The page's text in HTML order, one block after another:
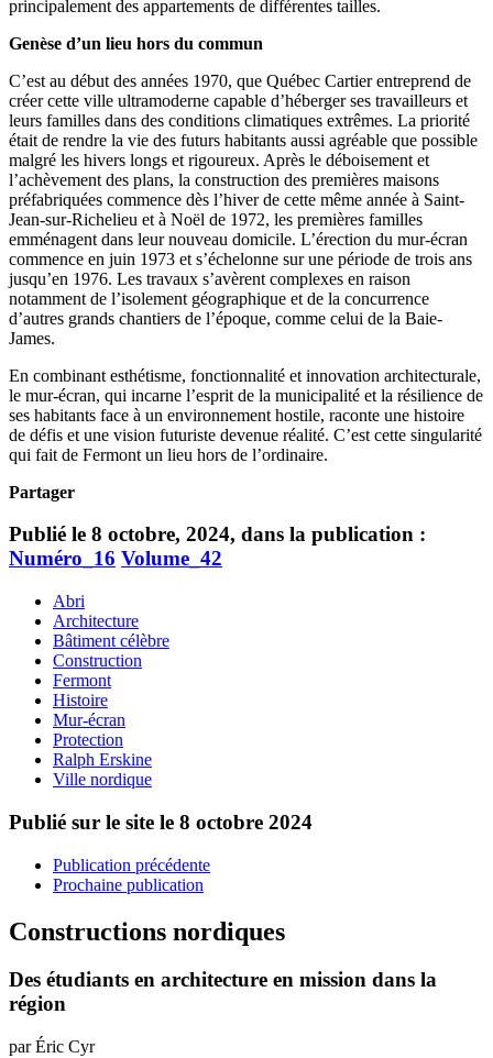
principalement des appartements de différentes tailles.
Genèse d’un lieu hors du commun
C’est au début des années 1970, que Québec Cartier entreprend de
créer cette ville ultramoderne capable d’héberger ses travailleurs et
leurs familles dans des conditions climatiques extrêmes. La priorité
était de rendre la vie des futurs habitants aussi agréable que possible
malgré les hivers longs et rigoureux. Après le déboisement et
l’achèvement des plans, la construction des premières maisons
préfabriquées commence dès l’hiver de cette même année à Saint-
Jean-sur-Richelieu et à Noël de 1972, les premières familles
emménagent dans leur nouveau domicile. L’érection du mur-écran
commence en juin 1973 et s’échelonne sur une période de trois ans
jusqu’en 1976. Les travaux s’avèrent complexes en raison
notamment de l’isolement géographique et de la concurrence
d’autres grands chantiers de l’époque, comme celui de la Baie-
James.
En combinant esthétisme, fonctionnalité et innovation architecturale,
le mur-écran, qui incarne l’esprit de la municipalité et la résilience de
ses habitants face à un environnement hostile, raconte une histoire
de défis et une vision futuriste devenue réalité. C’est cette singularité
qui fait de Fermont un lieu hors de l’ordinaire.
Partager
Publié le 8 octobre, 2024, dans la publication :
Numéro_16 Volume_42
Abri
Architecture
Bâtiment célèbre
Construction
Fermont
Histoire
Mur-écran
Protection
Ralph Erskine
Ville nordique
Publié sur le site le 8 octobre 2024
Publication précédente
Prochaine publication
Constructions nordiques
Des étudiants en architecture en mission dans la
région
par Éric Cyr